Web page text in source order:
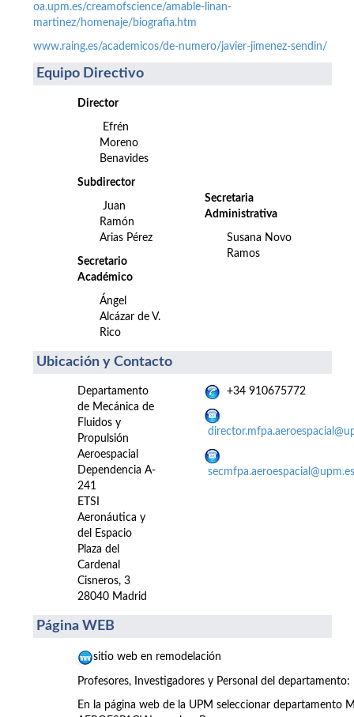
oa.upm.es/creamofscience/amable-linan-
martinez/homenaje/biografia.htm
www.raing.es/academicos/de-numero/javier-jimenez-sendin/
Equipo Directivo
Director
Efrén
Moreno
Benavides
Subdirector
Juan
Ramón
Arias Pérez
Secretario
Académico
Ángel
Alcázar de V.
Rico
Secretaria
Administrativa
Susana Novo
Ramos
Ubicación y Contacto
Departamento
de Mecánica de
Fluidos y
Propulsión
Aeroespacial
Dependencia A-
241
ETSI
Aeronáutica y
del Espacio
Plaza del
Cardenal
Cisneros, 3
28040 Madrid
+34 910675772
secmfpa.aeroespacial@upm.es
Página WEB
sitio web en remodelación
Profesores, Investigadores y Personal del departamento:
En la página web de la UPM seleccionar departamento